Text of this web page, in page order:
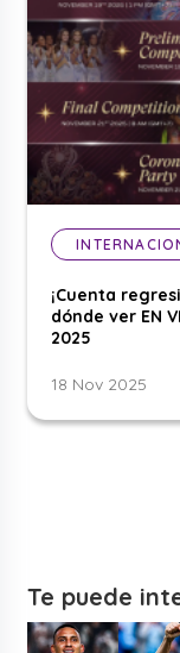
¡Cuenta
dónde ver EN
2025
18 Nov 2025
Te puede